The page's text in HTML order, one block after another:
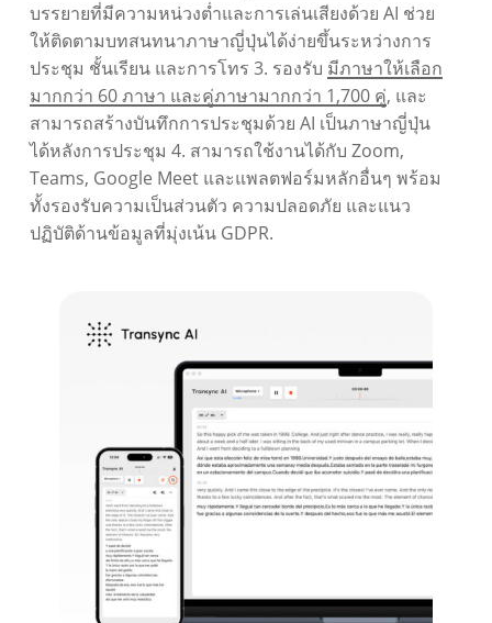
บรรยายที่มีความหน่วงต่ำและการเล่นเสียงด้วย AI ช่วย
ให้ติดตามบทสนทนาภาษาญี่ปุ่นได้ง่ายขึ้นระหว่างการ
ประชุม ชั้นเรียน และการโทร 3. รองรับ มีภาษาให้เลือก
มากกว่า 60 ภาษา และคู่ภาษามากกว่า 1,700 คู่, และ
สามารถสร้างบันทึกการประชุมด้วย AI เป็นภาษาญี่ปุ่น
ได้หลังการประชุม 4. สามารถใช้งานได้กับ Zoom,
Teams, Google Meet และแพลตฟอร์มหลักอื่นๆ พร้อม
ทั้งรองรับความเป็นส่วนตัว ความปลอดภัย และแนว
ปฏิบัติด้านข้อมูลที่มุ่งเน้น GDPR.